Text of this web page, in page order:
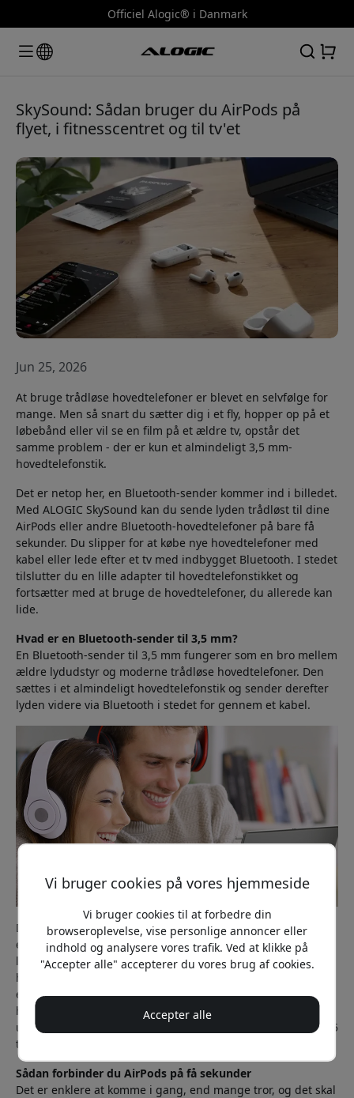
Officiel Alogic® i Danmark
SkySound: Sådan bruger du AirPods på
flyet, i fitnesscentret og til tv'et
Jun 25, 2026
At bruge trådløse hovedtelefoner er blevet en selvfølge for
mange. Men så snart du sætter dig i et fly, hopper op på et
løbebånd eller vil se en film på et ældre tv, opstår det
samme problem - der er kun et almindeligt 3,5 mm-
hovedtelefonstik.
Det er netop her, en Bluetooth-sender kommer ind i billedet.
Med ALOGIC SkySound kan du sende lyden trådløst til dine
AirPods eller andre Bluetooth-hovedtelefoner på bare få
sekunder. Du slipper for at købe nye hovedtelefoner med
kabel eller lede efter et tv med indbygget Bluetooth. I stedet
tilslutter du en lille adapter til hovedtelefonstikket og
fortsætter med at bruge de hovedtelefoner, du allerede kan
lide.
Hvad er en Bluetooth-sender til 3,5 mm?
En Bluetooth-sender til 3,5 mm fungerer som en bro mellem
ældre lydudstyr og moderne trådløse hovedtelefoner. Den
sættes i et almindeligt hovedtelefonstik og sender derefter
lyden videre via Bluetooth i stedet for gennem et kabel.
Det betyder, at du kan få trådløs lyd fra næsten enhver
enhed. Flyets underholdningssystem, et ældre tv, et
løbebånd i fitnesscenteret eller en Nintendo Switch i
håndholdt tilstand fungerer på samme måde. Så længe der
er et 3,5 mm-stik, kan du bruge dine Bluetooth-
hovedtelefoner. SkySound bruger Bluetooth 5.2, har
understøttelse af flere moderne lydkodeker og giver op til 25
timers batteritid på en opladning.
Sådan forbinder du AirPods på få sekunder
Det er enklere at komme i gang, end mange tror, og det skal
Vi bruger cookies på vores hjemmeside
Vi bruger cookies til at forbedre din
browseroplevelse, vise personlige annoncer eller
indhold og analysere vores trafik. Ved at klikke på
"Accepter alle" accepterer du vores brug af cookies.
Accepter alle